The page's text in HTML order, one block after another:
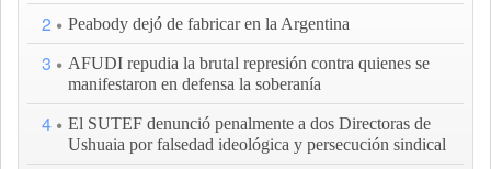
2 Peabody dejó de fabricar en la Argentina
3
AFUDI repudia la brutal represión contra quienes se
manifestaron en defensa la soberanía
4
El SUTEF denunció penalmente a dos Directoras de
Ushuaia por falsedad ideológica y persecución sindical